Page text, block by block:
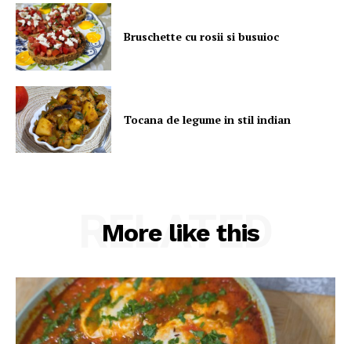
Bruschette cu rosii si busuioc
Tocana de legume in stil indian
More like this
RELATED